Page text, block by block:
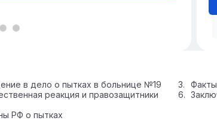
в дело о пытках в больнице №19
реакция и правозащитники
РФ о пытках